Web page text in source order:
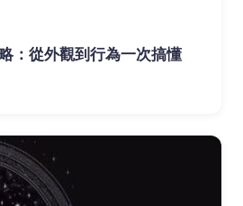
：從外觀到行為一次搞懂